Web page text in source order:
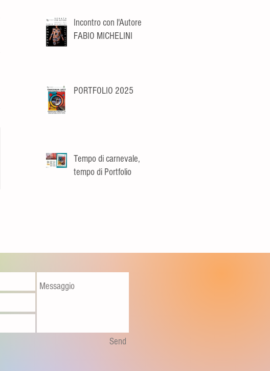
Incontro con l'Autore
FABIO MICHELINI
PORTFOLIO 2025
Tempo di carnevale,
tempo di Portfolio
Send